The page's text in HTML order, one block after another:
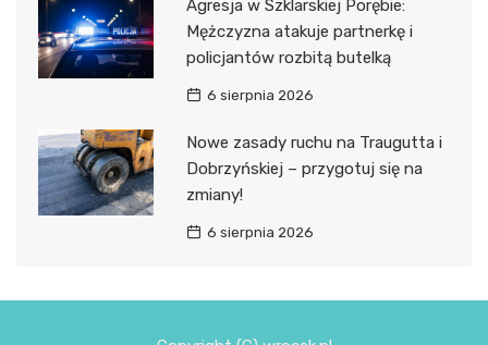
Agresja w Szklarskiej Porębie:
Mężczyzna atakuje partnerkę i
policjantów rozbitą butelką
6 sierpnia 2026
Nowe zasady ruchu na Traugutta i
Dobrzyńskiej – przygotuj się na
zmiany!
6 sierpnia 2026